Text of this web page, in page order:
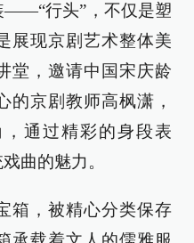
——“行头”，不仅是塑
展现京剧艺术整体美
堂，邀请中国宋庆龄
的京剧教师高枫潇，
通过精彩的身段表
曲的魅力。
箱，被精心分类保存